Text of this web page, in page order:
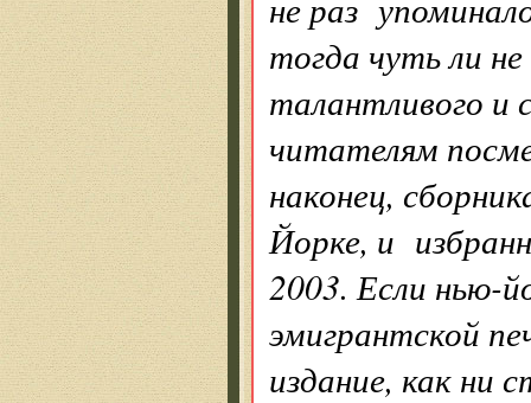
тогда чуть ли
талантливого и
читателям
наконец,
Йорке, и
2003. Если нью-
эмигрантской
издание, как ни